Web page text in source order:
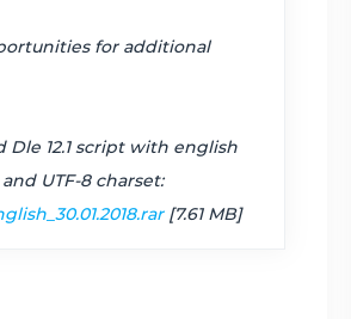
for additional
Dle 12.1 script with english
UTF-8 charset:
[7.61 MB]